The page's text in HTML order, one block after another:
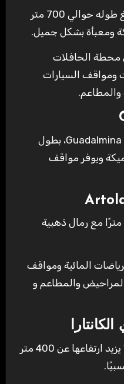
هذا الشاطئ صغير نسبيًا ويبلغ طوله حوالي 700 متر
ومعبأة بشكل جميل.
محطة الحافلات
ومواقف السيارات
والمطاعم.
يقع مباشرة بجوار التحضر في Guadalmina، بطول
سميكة ويوفر مواقف
يبلغ طول هذا الشاطئ 1.250 مترًا مع رمال ذهبية
المائية ومواقف
والمطاعم و
إنه أحد أصغر الشواطئ التي لا يزيد ارتفاعها عن 400 متر